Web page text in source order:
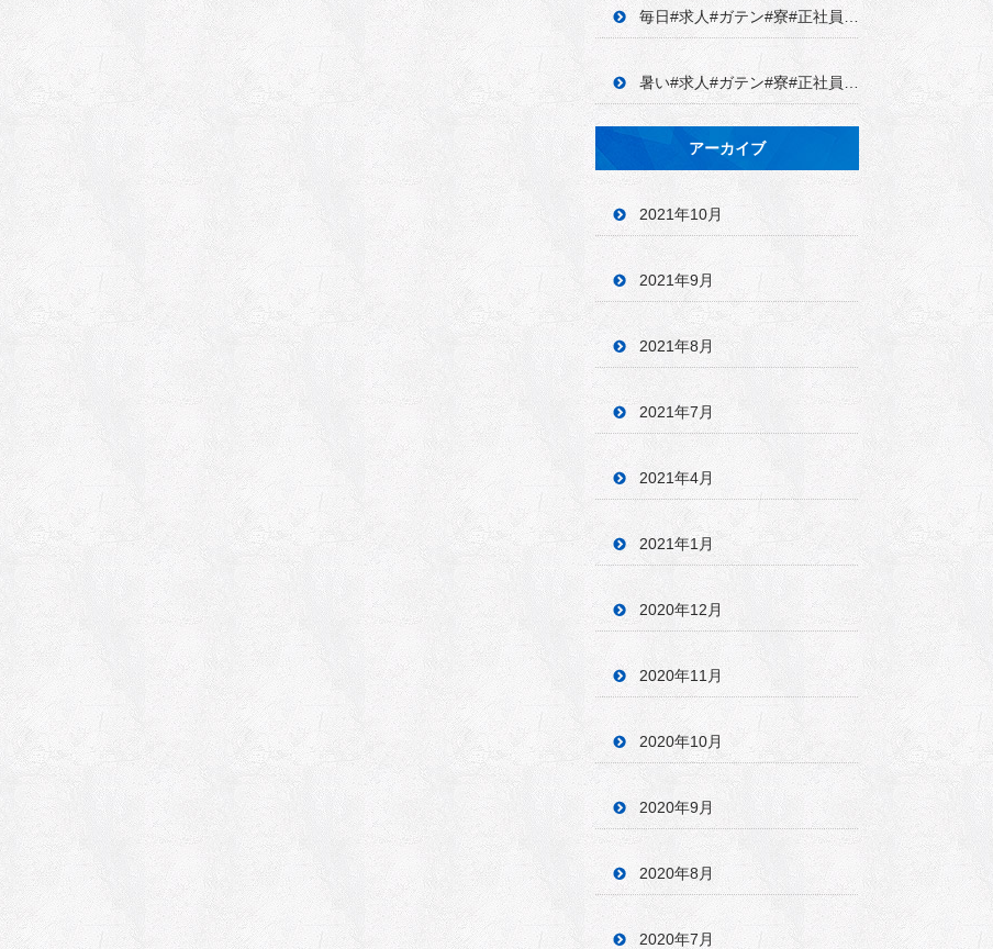
毎日#求人#ガテン#寮#正社員#アルバ イト#学歴不問#未経験#経験者優遇#高収
アーカイブ
2021年10月
2021年9月
2021年8月
2021年7月
2021年4月
2021年1月
2020年12月
2020年11月
2020年10月
2020年9月
2020年8月
2020年7月